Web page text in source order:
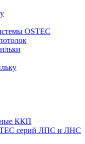
OSTEC
ККП
серий ЛПС и ЛНС